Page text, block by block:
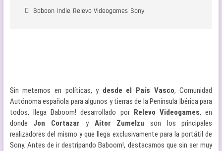
Baboon Indie Relevo Videogames Sony
Sin meternos en políticas, y desde el País Vasco, Comunidad
Autónoma española para algunos y tierras de la Península Ibérica para
todos, llega Baboom! desarrollado por Relevo Videogames, en
donde Jon Cortazar y Aitor Zumelzu son los principales
realizadores del mismo y que llega exclusivamente para la portátil de
Sony. Antes de ir destripando Baboom!, destacamos que sin ser muy